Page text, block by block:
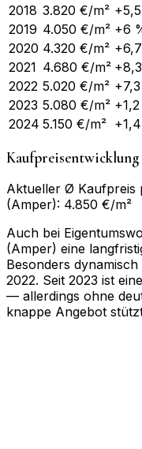
2018 3.820 €/m²
2019 4.050 €/m² +6
2020 4.320 €/m²
2021 4.680 €/m²
2022 5.020 €/m²
2023 5.080 €/m²
2024 5.150 €/m²
Kaufpreisentwicklung
Aktueller Ø Kaufpreis
(Amper): 4.850 €/m²
Auch bei
(Amper) eine
Besonders
2022. Seit 2023 ist
— allerdings ohne
knappe Angebot